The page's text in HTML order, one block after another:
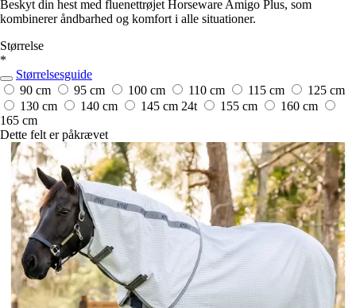
Beskyt din hest med fluenettrøjet Horseware Amigo Plus, som
kombinerer åndbarhed og komfort i alle situationer.
Størrelse
*
Størrelsesguide
90 cm
95 cm 100 cm 110 cm 115 cm
125 cm
130 cm
140 cm 145 cm 24t 155 cm
160 cm
165 cm
Dette felt er påkrævet